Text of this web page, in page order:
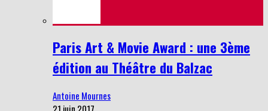
Paris Art & Movie Award : une 3ème
édition au Théâtre du Balzac
Antoine Mournes
21 juin 2017